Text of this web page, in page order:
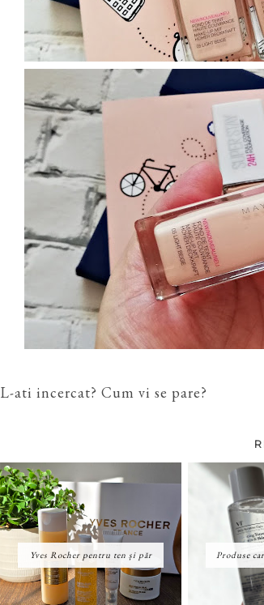
L-ati incercat? Cum vi se pare?
Yves Rocher pentru ten și păr Produse